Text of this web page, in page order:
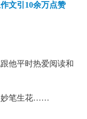
文引10余万点赞
他平时热爱阅读和
笔生花……